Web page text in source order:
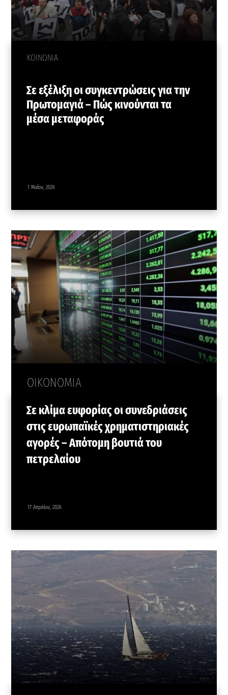
ΚΟΙΝΩΝΙΑ
Σε εξέλιξη οι συγκεντρώσεις για την
Πρωτομαγιά – Πώς κινούνται τα
μέσα μεταφοράς
1 Μαΐου, 2026
ΟΙΚΟΝΟΜΙΑ
Σε κλίμα ευφορίας οι συνεδριάσεις
στις ευρωπαϊκές χρηματιστηριακές
αγορές – Απότομη βουτιά του
πετρελαίου
17 Απριλίου, 2026